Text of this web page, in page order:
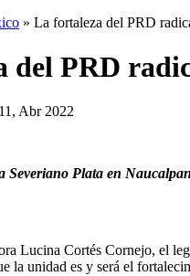
» La fortaleza del PRD
del PRD
Abr 2022
Severiano Plata en Naucalpan
Lucina Cortés Cornejo, el
la unidad es y será el